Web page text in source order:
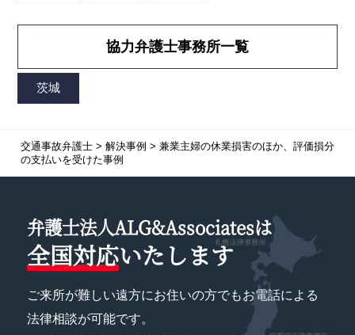
協力弁護士事務所一覧
交通事故弁護士> 解決事例 > 兼業主婦の休業損害のほか、 評価損分
の支払いを受けた事例
弁護士法人ALG&Associatesは
全国対応いたします
ご来所が難しい遠方にお住いの方でもお電話による
法律相談が可能です。